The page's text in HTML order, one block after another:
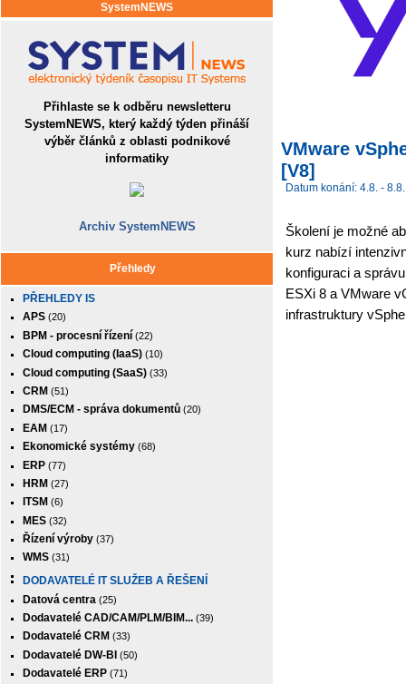
SystemNEWS
Přihlaste se k odběru newsletteru
SystemNEWS, který každý týden přináší
výběr článků z oblasti podnikové
informatiky
Archiv SystemNEWS
Přehledy
PŘEHLEDY IS
APS (20)
BPM - procesní řízení (22)
Cloud computing (IaaS) (10)
Cloud computing (SaaS) (33)
CRM (51)
DMS/ECM - správa dokumentů (20)
EAM (17)
Ekonomické systémy (68)
ERP (77)
HRM (27)
ITSM (6)
MES (32)
Řízení výroby (37)
WMS (31)
DODAVATELÉ IT SLUŽEB A ŘEŠENÍ
Datová centra (25)
Dodavatelé CAD/CAM/PLM/BIM... (39)
Dodavatelé CRM (33)
Dodavatelé DW-BI (50)
Dodavatelé ERP (71)
VMware
[V8]
Datum konání: 4.8. - 8.8.
Školení je možné
kurz nabízí
konfiguraci a
ESXi 8 a VMware
infrastruktury